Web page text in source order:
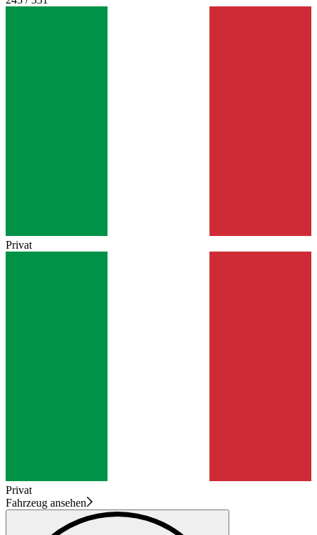
Privat
Privat
Fahrzeug ansehen